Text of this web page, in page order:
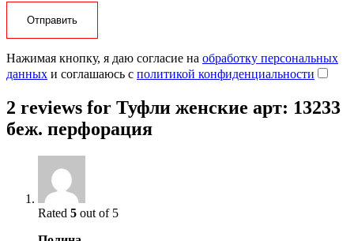
Нажимая кнопку, я даю согласие на обработку персональных
данных и соглашаюсь с политикой конфиденциальности
2 reviews for Туфли женские арт: 13233
беж. перфорация
Rated 5 out of 5